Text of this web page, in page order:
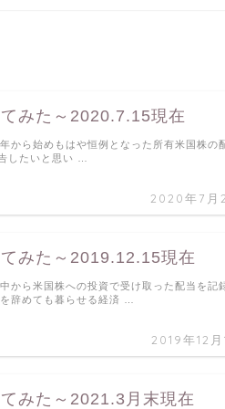
みた～2020.7.15現在
2020年7月
から始めもはや恒例となった所有米国株の
したいと思い …
みた～2019.12.15現在
2019年12月
から米国株への投資で受け取った配当を記
辞めても暮らせる経済 …
みた～2021.3月末現在